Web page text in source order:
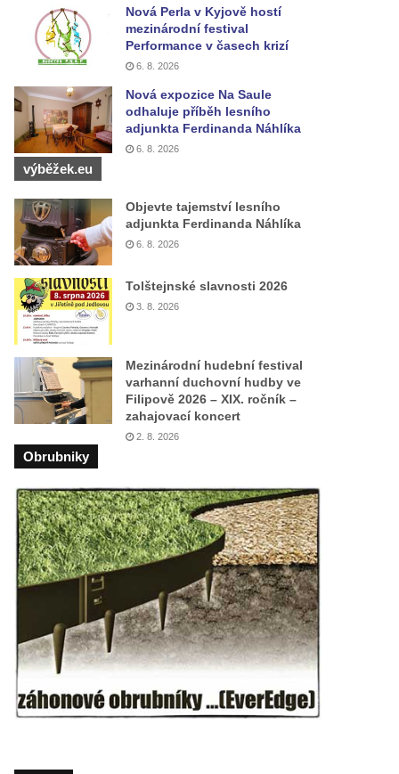
Nová Perla v Kyjově hostí
mezinárodní festival
Performance v časech krizí
6. 8. 2026
Nová expozice Na Saule
odhaluje příběh lesního
adjunkta Ferdinanda Náhlíka
6. 8. 2026
výběžek.eu
Objevte tajemství lesního
adjunkta Ferdinanda Náhlíka
6. 8. 2026
Tolštejnské slavnosti 2026
3. 8. 2026
Mezinárodní hudební festival
varhanní duchovní hudby ve
Filipově 2026 – XIX. ročník –
zahajovací koncert
2. 8. 2026
Obrubniky